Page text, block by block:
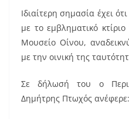
Ιδιαίτερη σημασία έχει
με το εμβληματικό
Μουσείο Οίνου,
με την οινική της
Σε δήλωσή του ο
Δημήτρης Πτωχός ανέφερε: